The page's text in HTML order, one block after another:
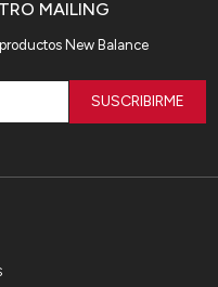
MAILING
New Balance
SUSCRIBIRME